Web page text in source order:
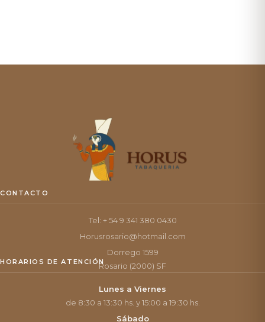
CONTACTO
Tel: + 54 9 341 380 0430
Horusrosario@hotmail.com
Dorrego 1599
Rosario (2000) SF
HORARIOS DE ATENCIÓN
Lunes a Viernes
de 8:30 a 13:30 hs. y 15:00 a 19:30 hs.
Sábado